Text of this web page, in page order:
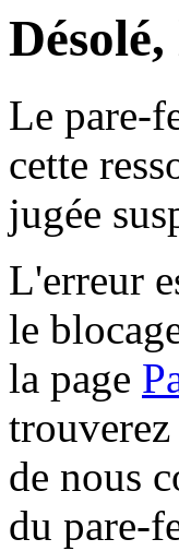
Le pare-
cette
jugée
L'erreur
le
la page
de nous
du pare-